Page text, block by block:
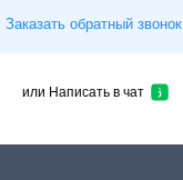
Заказать обратный звонок
или Написать в чат